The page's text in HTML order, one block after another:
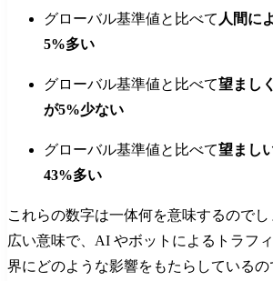
グローバル基準値と比べて 人間に
5%多い
グローバル基準値と比べて望まし
が5%少ない
グローバル基準値と比べて望まし
43%多い
これらの数字は一体何を意味するのでし
広い意味で、AI やボットによるトラフ
界にどのような影響をもたらしている